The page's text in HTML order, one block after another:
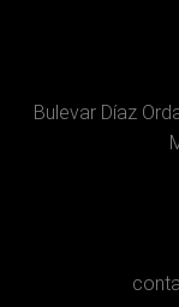
Bulevar Díaz